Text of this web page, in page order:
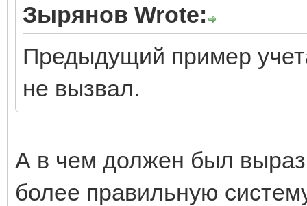
Зырянов Wrote:
Предыдущий пример
не вызвал.
А в чем должен был
более правильную